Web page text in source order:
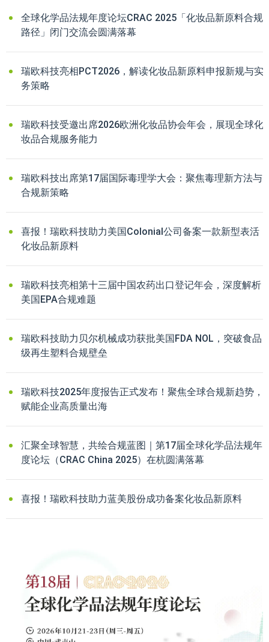
全球化学品法规年度论坛CRAC 2025「化妆品新原料合规
路径」闭门交流会圆满落幕
瑞欧科技亮相PCT2026，解读化妆品新原料申报新规与实
务策略
瑞欧科技受邀出席2026欧洲化妆品协会年会，展现全球化
妆品合规服务能力
瑞欧科技出席第17届国际毒理学大会：聚焦毒理新方法与
合规新策略
喜报！瑞欧科技助力美国Colonial公司备案一款新型表活
化妆品新原料
瑞欧科技亮相第十三届中国农药出口登记年会，深度解析
美国EPA合规难题
瑞欧科技助力贝尔机械成功获批美国FDA NOL，突破食品
级再生塑料合规壁垒
瑞欧科技2025年度报告正式发布！聚焦全球合规新趋势，
赋能企业高质量出海
汇聚全球智慧，共绘合规蓝图｜第17届全球化学品法规年
度论坛（CRAC China 2025）在杭圆满落幕
喜报！瑞欧科技助力蓝美股份成功备案化妆品新原料